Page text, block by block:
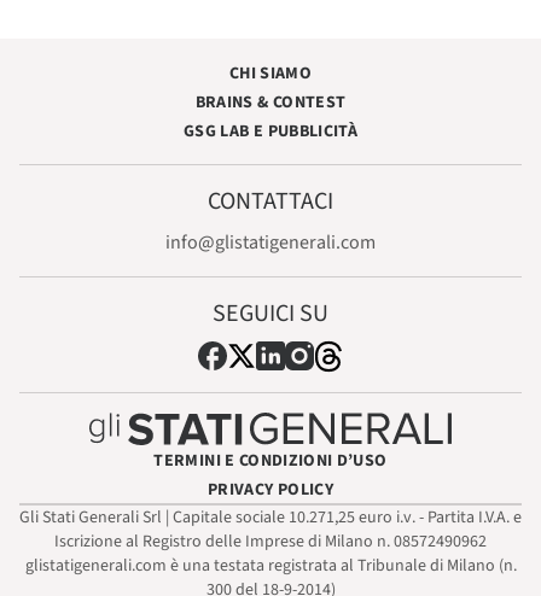
CHI SIAMO
BRAINS & CONTEST
GSG LAB E PUBBLICITÀ
CONTATTACI
info@glistatigenerali.com
SEGUICI SU
TERMINI E CONDIZIONI D’USO
PRIVACY POLICY
Gli Stati Generali Srl | Capitale sociale 10.271,25 euro i.v. - Partita I.V.A. e
Iscrizione al Registro delle Imprese di Milano n. 08572490962
glistatigenerali.com è una testata registrata al Tribunale di Milano (n.
300 del 18-9-2014)